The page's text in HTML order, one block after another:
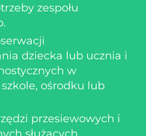
zespołu
dziecka lub ucznia i
w
ośrodku lub
przesiewowych i